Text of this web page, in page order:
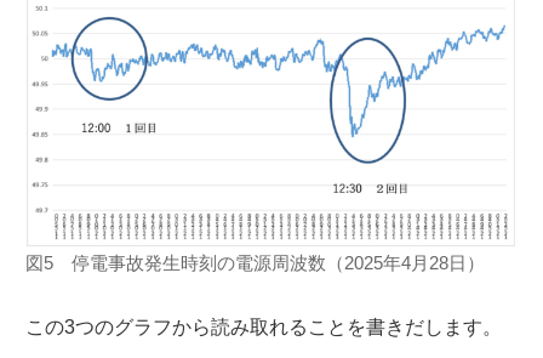
図5 停電事故発生時刻の電源周波数（2025年4月28日）
この3つのグラフから読み取れることを書きだします。